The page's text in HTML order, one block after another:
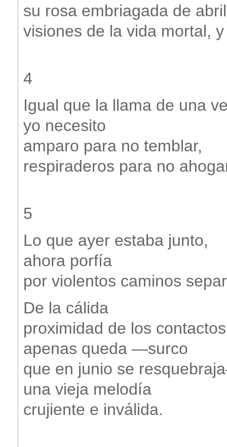
su rosa embriagada de
visiones de la vida mortal,
4
Igual que la llama de una
yo necesito
amparo para no temblar,
respiraderos para no
5
Lo que ayer estaba junto,
ahora porfía
por violentos caminos
De la cálida
proximidad de los contactos
apenas queda —surco
que en junio se
una vieja melodía
crujiente e inválida.